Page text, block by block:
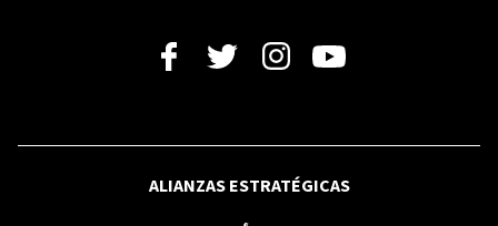
ALIANZAS ESTRATÉGICAS